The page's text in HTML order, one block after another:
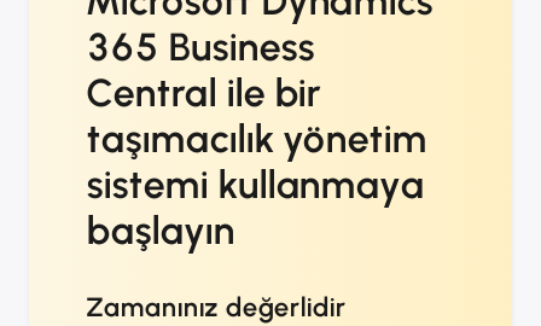
365 Business
Central ile bir
taşımacılık yönetim
sistemi kullanmaya
başlayın
Zamanınız değerlidir